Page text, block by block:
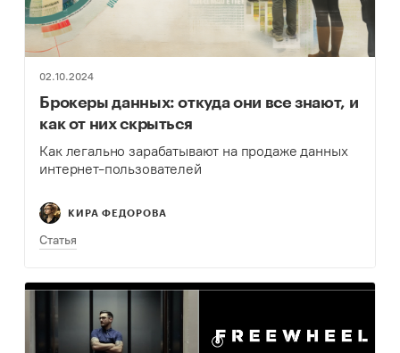
02.10.2024
Брокеры данных: откуда они все знают, и
как от них скрыться
Как легально зарабатывают на продаже данных
интернет-пользователей
КИРА ФЕДОРОВА
Статья